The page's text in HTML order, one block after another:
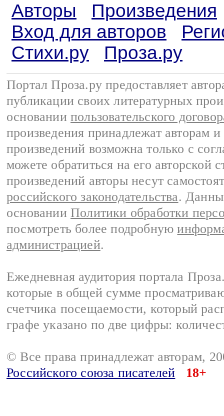
Авторы
Произведения
Вход для авторов
Стихи.ру
Проза.ру
Портал Проза.ру предоставляет
публикации своих литературных
основании пользовательского
произведения принадлежат авторам
произведений возможна только с
можете обратиться на его авторской
произведений авторы несут
российского законодательства.
основании Политики обработки
посмотреть более подробную
администрацией.
Ежедневная аудитория портала
которые в общей сумме
счетчика посещаемости, который
графе указано по две цифры:
© Все права принадлежат авторам,
Российского союза писателей
18+